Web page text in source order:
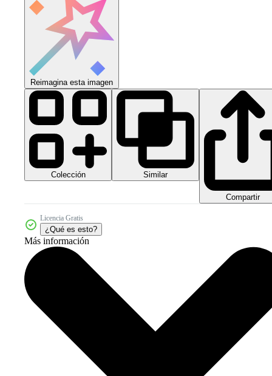
Reimagina esta imagen
Colección Similar
Compartir
Licencia Gratis
¿Qué es esto?
Más información